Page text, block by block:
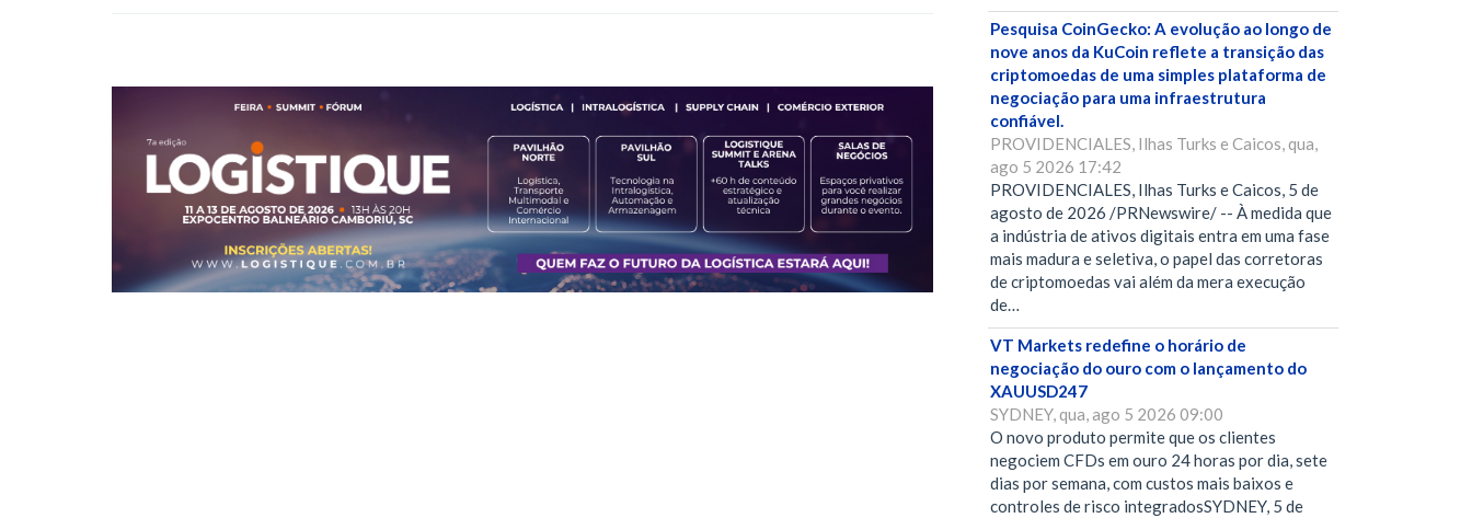
Pesquisa CoinGecko: A evolução ao longo de
nove anos da KuCoin reflete a transição das
criptomoedas de uma simples plataforma de
negociação para uma infraestrutura
confiável.
PROVIDENCIALES, Ilhas Turks e Caicos, qua,
ago 5 2026 17:42
PROVIDENCIALES, Ilhas Turks e Caicos, 5 de
agosto de 2026 /PRNewswire/ -- À medida que
a indústria de ativos digitais entra em uma fase
mais madura e seletiva, o papel das corretoras
de criptomoedas vai além da mera execução
de…
VT Markets redefine o horário de
negociação do ouro com o lançamento do
XAUUSD247
SYDNEY, qua, ago 5 2026 09:00
O novo produto permite que os clientes
negociem CFDs em ouro 24 horas por dia, sete
dias por semana, com custos mais baixos e
controles de risco integradosSYDNEY, 5 de